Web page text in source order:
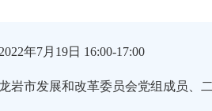
2022年7月19日 16:00-17:00
岩市发展和改革委员会党组成员、